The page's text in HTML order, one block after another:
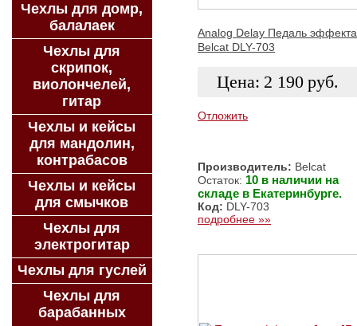
Analog Delay Педаль эффекта
Belcat DLY-703
Цена: 2 190 руб.
Отложить
Производитель: Belcat
Остаток: 10 в наличии на
складе в Екатеринбурге.
Код: DLY-703
подробнее »»
Чехлы для домр,
балалаек
Чехлы для
скрипок,
виолончелей,
гитар
Чехлы и кейсы
для мандолин,
контрабасов
Чехлы и кейсы
для смычков
Чехлы для
электрогитар
Чехлы для гуслей
Чехлы для
барабанных